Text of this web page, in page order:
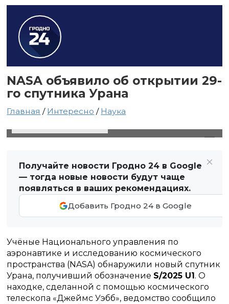
NASA объявило об открытии 29-
го спутника Урана
Главная / Интересно / Наука
Получайте новости Гродно 24 в Google
— тогда новые новости будут чаще
появляться в ваших рекомендациях.
Добавить Гродно 24 в Google
Учёные Национального управления по
аэронавтике и исследованию космического
пространства (NASA) обнаружили новый спутник
Урана, получивший обозначение S/2025 U1. О
находке, сделанной с помощью космического
телескопа «Джеймс Уэбб», ведомство сообщило